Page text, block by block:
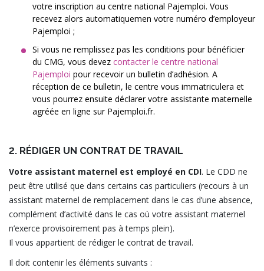
votre inscription au centre national Pajemploi. Vous
recevez alors automatiquemen votre numéro d’employeur
Pajemploi ;
Si vous ne remplissez pas les conditions pour bénéficier
du CMG, vous devez contacter le centre national
Pajemploi pour recevoir un bulletin d’adhésion. A
réception de ce bulletin, le centre vous immatriculera et
vous pourrez ensuite déclarer votre assistante maternelle
agréée en ligne sur Pajemploi.fr.
2. RÉDIGER UN CONTRAT DE TRAVAIL
Votre assistant maternel est employé en CDI. Le CDD ne
peut être utilisé que dans certains cas particuliers (recours à un
assistant maternel de remplacement dans le cas d’une absence,
complément d’activité dans le cas où votre assistant maternel
n’exerce provisoirement pas à temps plein).
Il vous appartient de rédiger le contrat de travail.
Il doit contenir les éléments suivants :